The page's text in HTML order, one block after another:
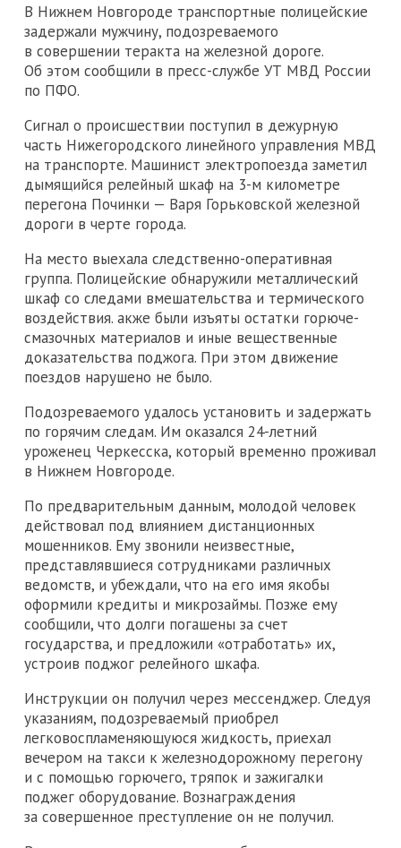
В Нижнем Новгороде транспортные полицейские
задержали мужчину, подозреваемого
в совершении теракта на железной дороге.
Об этом сообщили в пресс-службе УТ МВД России
по ПФО.
Сигнал о происшествии поступил в дежурную
часть Нижегородского линейного управления МВД
на транспорте. Машинист электропоезда заметил
дымящийся релейный шкаф на 3-м километре
перегона Починки — Варя Горьковской железной
дороги в черте города.
На место выехала следственно-оперативная
группа. Полицейские обнаружили металлический
шкаф со следами вмешательства и термического
воздействия. акже были изъяты остатки горюче-
смазочных материалов и иные вещественные
доказательства поджога. При этом движение
поездов нарушено не было.
Подозреваемого удалось установить и задержать
по горячим следам. Им оказался 24-летний
уроженец Черкесска, который временно проживал
в Нижнем Новгороде.
По предварительным данным, молодой человек
действовал под влиянием дистанционных
мошенников. Ему звонили неизвестные,
представлявшиеся сотрудниками различных
ведомств, и убеждали, что на его имя якобы
оформили кредиты и микрозаймы. Позже ему
сообщили, что долги погашены за счет
государства, и предложили «отработать» их,
устроив поджог релейного шкафа.
Инструкции он получил через мессенджер. Следуя
указаниям, подозреваемый приобрел
легковоспламеняющуюся жидкость, приехал
вечером на такси к железнодорожному перегону
и с помощью горючего, тряпок и зажигалки
поджег оборудование. Вознаграждения
за совершенное преступление он не получил.